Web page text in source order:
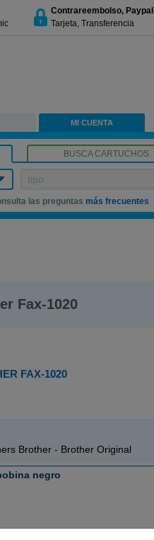
Contrareembolso,
Tarjeta, Transferencia
MI CUENTA
BUSCA CARTUCHOS
tipo
las preguntas más frecuentes
Fax-1020
FAX-1020
Brother - Brother Original
negro